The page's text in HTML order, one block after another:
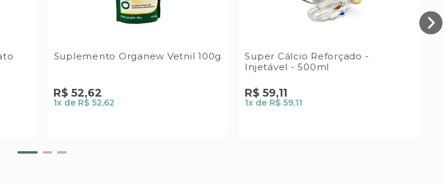
Suplemento Organew Vetnil 100g
R$ 52,62
1x de R$ 52,62
Super Cálcio Reforçado -
Injetável - 500ml
R$ 59,11
1x de R$ 59,11